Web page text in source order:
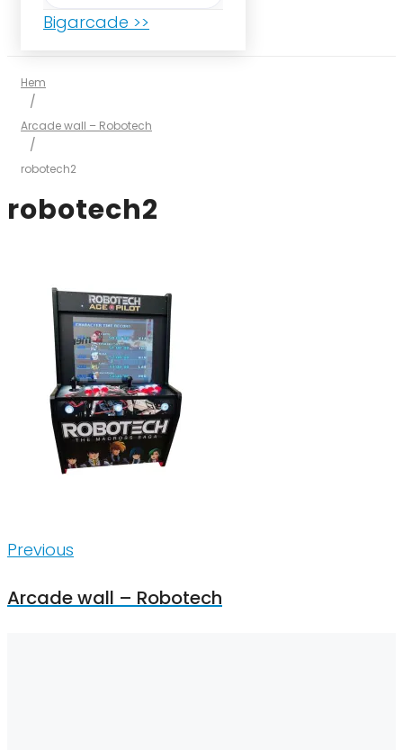
Bigarcade >>
Hem
/
Arcade wall – Robotech
/
robotech2
robotech2
Inläggsnavigering
Previous
Previous
Arcade wall – Robotech